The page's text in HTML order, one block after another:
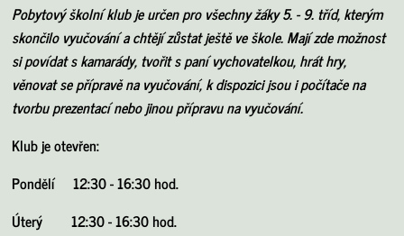
Pobytový školní klub je určen pro všechny žáky 5. - 9. tříd, kterým
skončilo vyučování a chtějí zůstat ještě ve škole. Mají zde možnost
si povídat s kamarády, tvořit s paní vychovatelkou, hrát hry,
věnovat se přípravě na vyučování, k dispozici jsou i počítače na
tvorbu prezentací nebo jinou přípravu na vyučování.
Klub je otevřen:
Pondělí 12:30 - 16:30 hod.
Úterý12:30 - 16:30 hod.